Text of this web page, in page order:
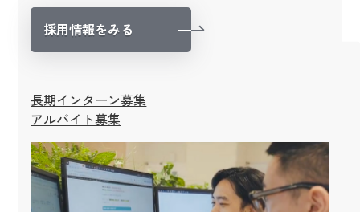
採用情報をみる
長期インターン募集
アルバイト募集